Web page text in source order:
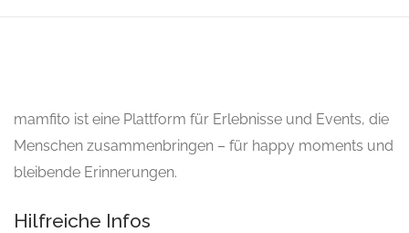
mamfito ist eine Plattform für Erlebnisse und Events, die
Menschen zusammenbringen – für happy moments und
bleibende Erinnerungen.
Hilfreiche Infos